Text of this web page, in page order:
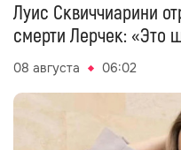
Луис Сквиччиарини
смерти Лерчек: «Это
08 августа 06:02